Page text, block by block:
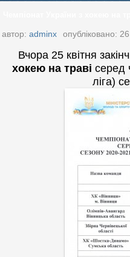
автор: adminx опубліковано:
Вчора 25 квітня
хокею на траві серед
ліга)